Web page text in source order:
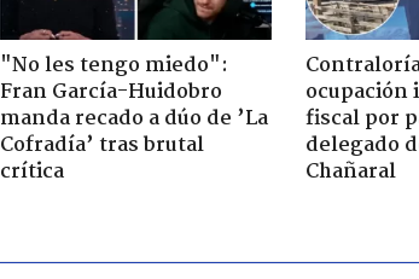
"No les tengo miedo":
Fran García-Huidobro
manda recado a dúo de ’La
Cofradía’ tras brutal
crítica
ocupación
fiscal por
delegado
Chañaral